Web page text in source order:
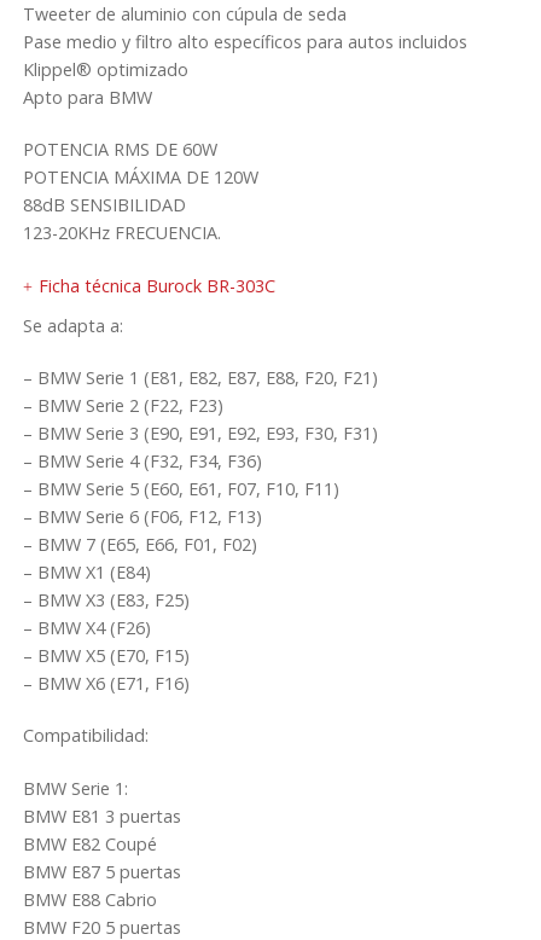
Tweeter de aluminio con cúpula de seda
Pase medio y filtro alto específicos para autos incluidos
Klippel® optimizado
Apto para BMW
POTENCIA RMS DE 60W
POTENCIA MÁXIMA DE 120W
88dB SENSIBILIDAD
123-20KHz FRECUENCIA.
Ficha técnica Burock BR-303C
Se adapta a:
– BMW Serie 1 (E81, E82, E87, E88, F20, F21)
– BMW Serie 2 (F22, F23)
– BMW Serie 3 (E90, E91, E92, E93, F30, F31)
– BMW Serie 4 (F32, F34, F36)
– BMW Serie 5 (E60, E61, F07, F10, F11)
– BMW Serie 6 (F06, F12, F13)
– BMW 7 (E65, E66, F01, F02)
– BMW X1 (E84)
– BMW X3 (E83, F25)
– BMW X4 (F26)
– BMW X5 (E70, F15)
– BMW X6 (E71, F16)
Compatibilidad:
BMW Serie 1:
BMW E81 3 puertas
BMW E82 Coupé
BMW E87 5 puertas
BMW E88 Cabrio
BMW F20 5 puertas